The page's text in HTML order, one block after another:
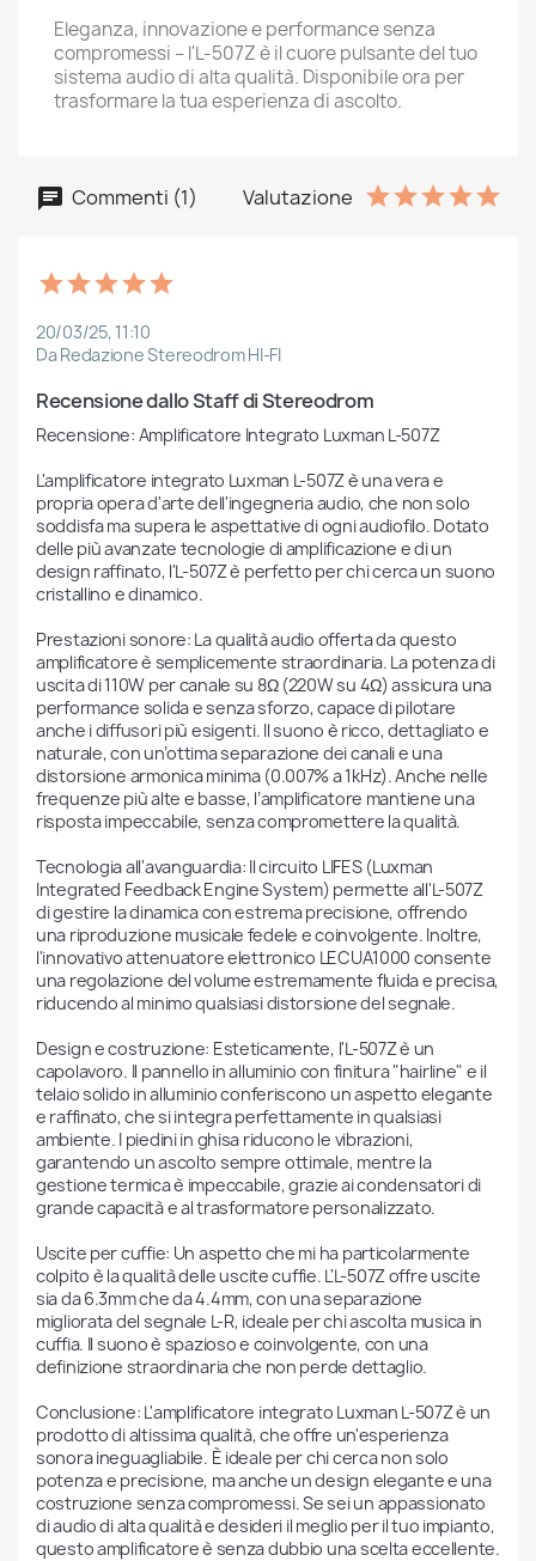
Eleganza, innovazione e performance senza
compromessi – l'L-507Z è il cuore pulsante del tuo
sistema audio di alta qualità. Disponibile ora per
trasformare la tua esperienza di ascolto.
Commenti (1) Valutazione
20/03/25, 11:10
Da Redazione Stereodrom HI-FI
Recensione dallo Staff di Stereodrom
Recensione: Amplificatore Integrato Luxman L-507Z
L'amplificatore integrato Luxman L-507Z è una vera e
propria opera d'arte dell'ingegneria audio, che non solo
soddisfa ma supera le aspettative di ogni audiofilo. Dotato
delle più avanzate tecnologie di amplificazione e di un
design raffinato, l'L-507Z è perfetto per chi cerca un suono
cristallino e dinamico.
Prestazioni sonore: La qualità audio offerta da questo
amplificatore è semplicemente straordinaria. La potenza di
uscita di 110W per canale su 8Ω (220W su 4Ω) assicura una
performance solida e senza sforzo, capace di pilotare
anche i diffusori più esigenti. Il suono è ricco, dettagliato e
naturale, con un’ottima separazione dei canali e una
distorsione armonica minima (0.007% a 1kHz). Anche nelle
frequenze più alte e basse, l’amplificatore mantiene una
risposta impeccabile, senza compromettere la qualità.
Tecnologia all'avanguardia: Il circuito LIFES (Luxman
Integrated Feedback Engine System) permette all'L-507Z
di gestire la dinamica con estrema precisione, offrendo
una riproduzione musicale fedele e coinvolgente. Inoltre,
l'innovativo attenuatore elettronico LECUA1000 consente
una regolazione del volume estremamente fluida e precisa,
riducendo al minimo qualsiasi distorsione del segnale.
Design e costruzione: Esteticamente, l'L-507Z è un
capolavoro. Il pannello in alluminio con finitura "hairline" e il
telaio solido in alluminio conferiscono un aspetto elegante
e raffinato, che si integra perfettamente in qualsiasi
ambiente. I piedini in ghisa riducono le vibrazioni,
garantendo un ascolto sempre ottimale, mentre la
gestione termica è impeccabile, grazie ai condensatori di
grande capacità e al trasformatore personalizzato.
Uscite per cuffie: Un aspetto che mi ha particolarmente
colpito è la qualità delle uscite cuffie. L'L-507Z offre uscite
sia da 6.3mm che da 4.4mm, con una separazione
migliorata del segnale L-R, ideale per chi ascolta musica in
cuffia. Il suono è spazioso e coinvolgente, con una
definizione straordinaria che non perde dettaglio.
Conclusione: L'amplificatore integrato Luxman L-507Z è un
prodotto di altissima qualità, che offre un'esperienza
sonora ineguagliabile. È ideale per chi cerca non solo
potenza e precisione, ma anche un design elegante e una
costruzione senza compromessi. Se sei un appassionato
di audio di alta qualità e desideri il meglio per il tuo impianto,
questo amplificatore è senza dubbio una scelta eccellente.